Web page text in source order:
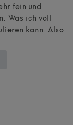
fein und
Was ich voll
kann. Also